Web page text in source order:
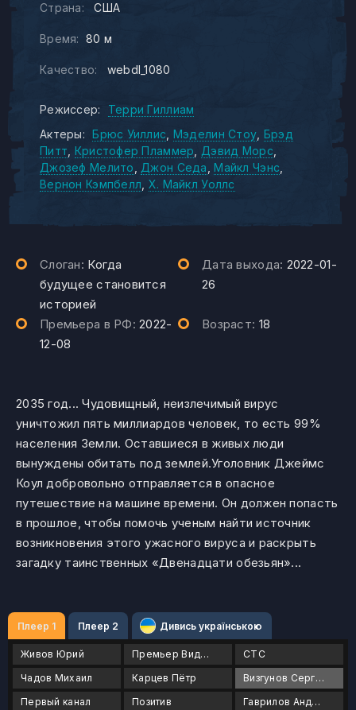
Страна: США
Время: 80 м
Качество: webdl_1080
Режиссер:
Терри Гиллиам
Актеры:
Брюс Уиллис Мэделин Стоу Брэд
Питт Кристофер Пламмер
Дэвид Морс
Джозеф Мелито
Джон Седа
Майкл Чэнс
Вернон Кэмпбелл Х. Майкл Уоллс
Слоган: Когда
будущее становится
историей
Дата выхода: 2022-01-
26
Премьера в РФ:2022-
12-08
Возраст: 18
2035 год... Чудовищный, неизлечимый вирус
уничтожил пять миллиардов человек, то есть 99%
населения Земли. Оставшиеся в живых люди
вынуждены обитать под землей.Уголовник Джеймс
Коул добровольно отправляется в опасное
путешествие на машине времени. Он должен попасть
в прошлое, чтобы помочь ученым найти источник
возникновения этого ужасного вируса и раскрыть
загадку таинственных «Двенадцати обезьян»...
Плеер 1 Плеер 2 Дивись українською
Живов Юрий Премьер Видео Фильм
СТС
Чадов Михаил
Карцев Пётр
Визгунов Сергей
Первый канал
Позитив Гаврилов Андрей